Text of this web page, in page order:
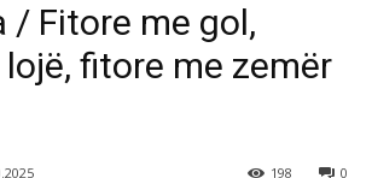
/ Fitore me gol,
fitore me zemër
0
198